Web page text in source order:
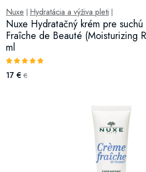
Nuxe Hydratácia a výživa pleti
Nuxe Hydratačný krém pre
Fraîche de Beauté (Moisturizing
ml
17 € €